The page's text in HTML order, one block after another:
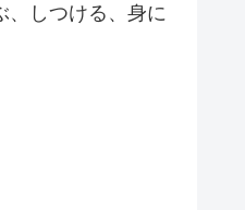
、しつける、身に